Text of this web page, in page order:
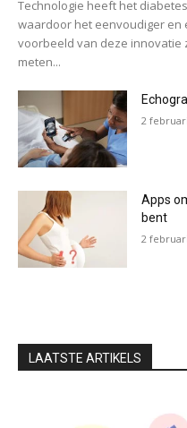
Technologie heeft het
waardoor het eenvoudiger en
voorbeeld van deze innovatie
meten...
2
Apps
bent
2
LAATSTE ARTIKELS